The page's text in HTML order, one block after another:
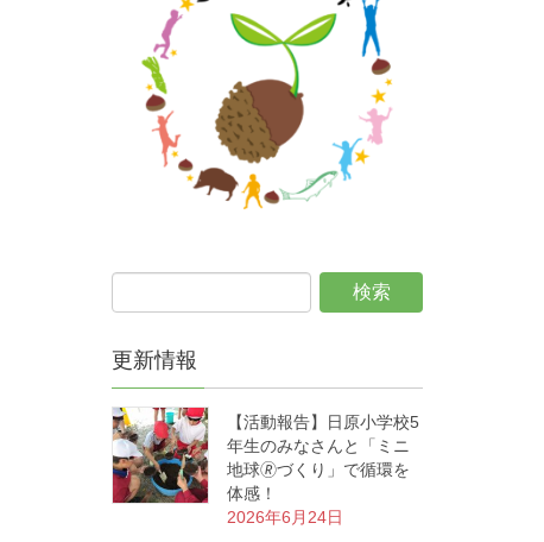
更新情報
【活動報告】日原小学校5
年生のみなさんと「ミニ
地球🄬づくり」で循環を
体感！
2026年6月24日